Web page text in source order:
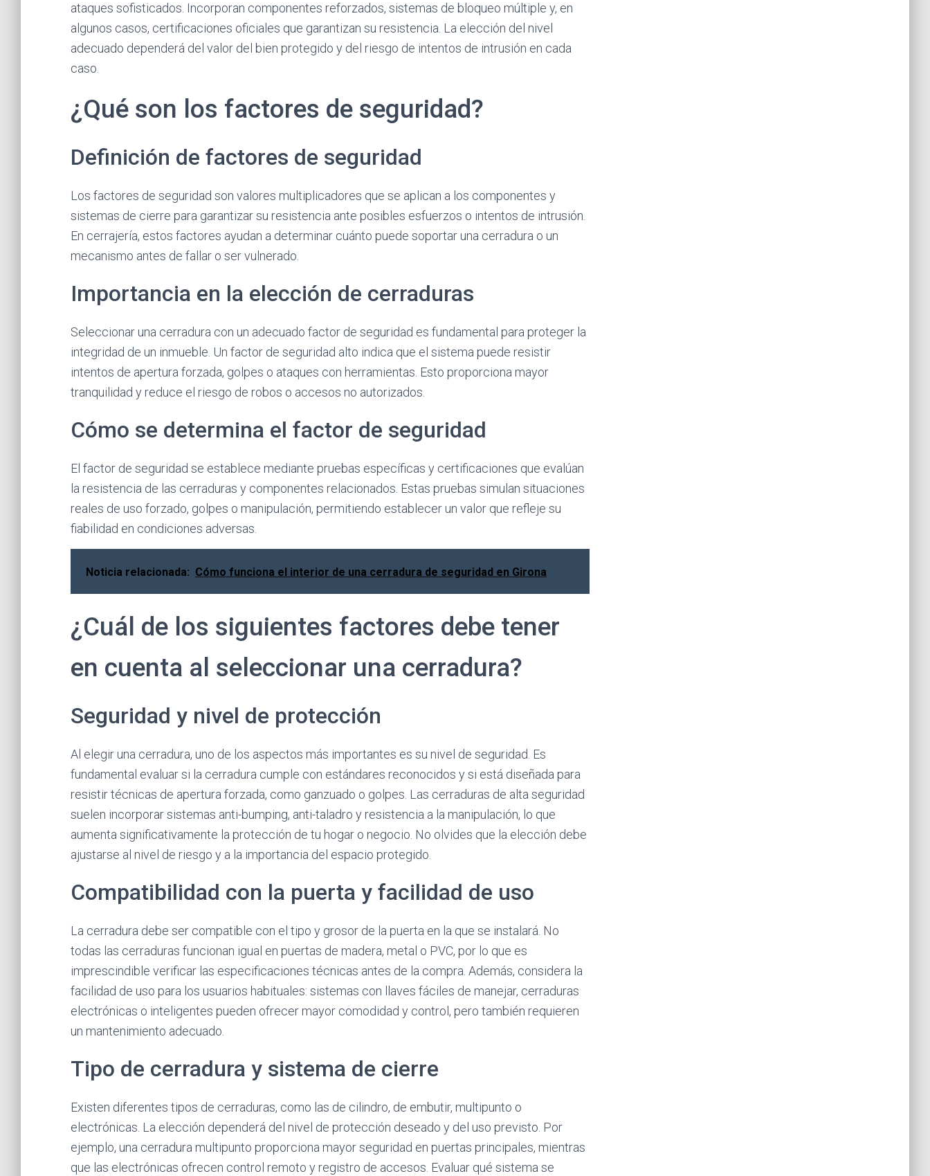
ataques sofisticados. Incorporan componentes reforzados, sistemas de bloqueo múltiple y, en
algunos casos, certificaciones oficiales que garantizan su resistencia. La elección del nivel
adecuado dependerá del valor del bien protegido y del riesgo de intentos de intrusión en cada
caso.
¿Qué son los factores de seguridad?
Definición de factores de seguridad
Los factores de seguridad son valores multiplicadores que se aplican a los componentes y
sistemas de cierre para garantizar su resistencia ante posibles esfuerzos o intentos de intrusión.
En cerrajería, estos factores ayudan a determinar cuánto puede soportar una cerradura o un
mecanismo antes de fallar o ser vulnerado.
Importancia en la elección de cerraduras
Seleccionar una cerradura con un adecuado factor de seguridad es fundamental para proteger la
integridad de un inmueble. Un factor de seguridad alto indica que el sistema puede resistir
intentos de apertura forzada, golpes o ataques con herramientas. Esto proporciona mayor
tranquilidad y reduce el riesgo de robos o accesos no autorizados.
Cómo se determina el factor de seguridad
El factor de seguridad se establece mediante pruebas específicas y certificaciones que evalúan
la resistencia de las cerraduras y componentes relacionados. Estas pruebas simulan situaciones
reales de uso forzado, golpes o manipulación, permitiendo establecer un valor que refleje su
fiabilidad en condiciones adversas.
Noticia relacionada: Cómo funciona el interior de una cerradura de seguridad en Girona
¿Cuál de los siguientes factores debe tener
en cuenta al seleccionar una cerradura?
Seguridad y nivel de protección
Al elegir una cerradura, uno de los aspectos más importantes es su nivel de seguridad. Es
fundamental evaluar si la cerradura cumple con estándares reconocidos y si está diseñada para
resistir técnicas de apertura forzada, como ganzuado o golpes. Las cerraduras de alta seguridad
suelen incorporar sistemas anti-bumping, anti-taladro y resistencia a la manipulación, lo que
aumenta significativamente la protección de tu hogar o negocio. No olvides que la elección debe
ajustarse al nivel de riesgo y a la importancia del espacio protegido.
Compatibilidad con la puerta y facilidad de uso
La cerradura debe ser compatible con el tipo y grosor de la puerta en la que se instalará. No
todas las cerraduras funcionan igual en puertas de madera, metal o PVC, por lo que es
imprescindible verificar las especificaciones técnicas antes de la compra. Además, considera la
facilidad de uso para los usuarios habituales: sistemas con llaves fáciles de manejar, cerraduras
electrónicas o inteligentes pueden ofrecer mayor comodidad y control, pero también requieren
un mantenimiento adecuado.
Tipo de cerradura y sistema de cierre
Existen diferentes tipos de cerraduras, como las de cilindro, de embutir, multipunto o
electrónicas. La elección dependerá del nivel de protección deseado y del uso previsto. Por
ejemplo, una cerradura multipunto proporciona mayor seguridad en puertas principales, mientras
que las electrónicas ofrecen control remoto y registro de accesos. Evaluar qué sistema se